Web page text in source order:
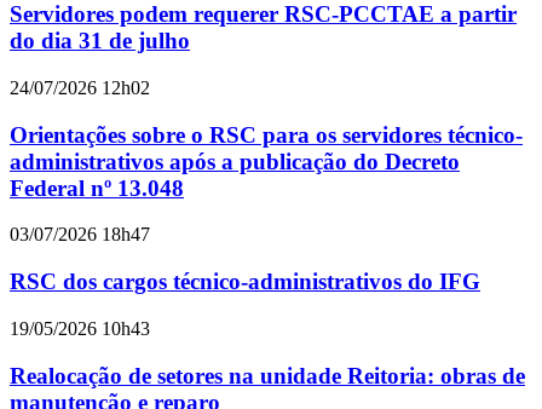
Servidores podem requerer RSC-PCCTAE a partir
do dia 31 de julho
24/07/2026 12h02
Orientações sobre o RSC para os servidores técnico-
administrativos após a publicação do Decreto
Federal nº 13.048
03/07/2026 18h47
RSC dos cargos técnico-administrativos do IFG
19/05/2026 10h43
Realocação de setores na unidade Reitoria: obras de
manutenção e reparo